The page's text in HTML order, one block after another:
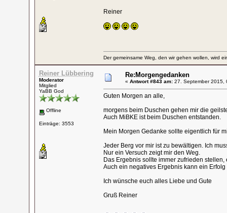
Reiner
Der gemeinsame Weg, den wir gehen wollen, wird
Reiner Lübbering
Moderator
Mitglied
YaBB God
Offline
Einträge: 3553
Re:Morgengedanken
« Antwort #843 am:27. September 2015,
Guten Morgen an alle,
morgens beim Duschen gehen mir die
Auch MiBKE ist beim Duschen entstanden.
Mein Morgen Gedanke sollte eigentlich für
Jeder Berg vor mir ist zu bewältigen. Ich
Nur ein Versuch zeigt mir den Weg.
Das Ergebnis sollte immer zufrieden stellen,
Auch ein negatives Ergebnis kann ein Erfolg
Ich wünsche euch alles Liebe und Gute
Gruß Reiner